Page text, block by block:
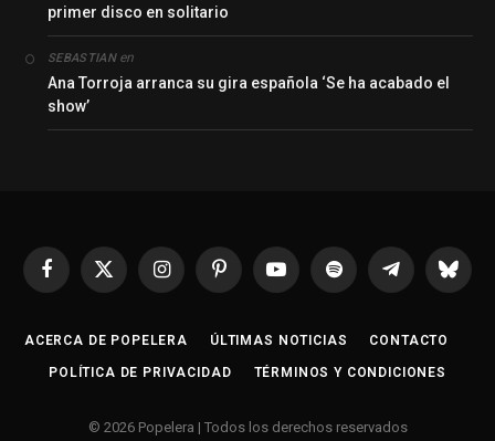
primer disco en solitario
SEBASTIANen
Ana Torroja arranca su gira española ‘Se ha acabado el
show’
Facebook
X
InstagramPinterestYouTubeSpotify Telegrama
ACERCA DE POPELERA ÚLTIMAS NOTICIAS CONTACTO
POLÍTICA DE PRIVACIDAD TÉRMINOS Y CONDICIONES
© 2026 Popelera | Todos los derechos reservados